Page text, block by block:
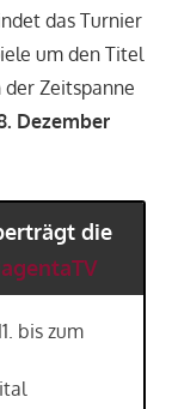
das Turnier
um den Titel
Zeitspanne
Dezember
die
bis zum